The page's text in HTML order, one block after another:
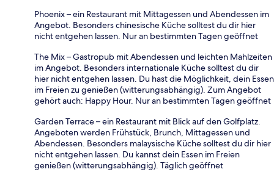
Phoenix – ein Restaurant mit Mittagessen und Abendessen im
Angebot. Besonders chinesische Küche solltest du dir hier
nicht entgehen lassen. Nur an bestimmten Tagen geöffnet
The Mix – Gastropub mit Abendessen und leichten Mahlzeiten
im Angebot. Besonders internationale Küche solltest du dir
hier nicht entgehen lassen. Du hast die Möglichkeit, dein Essen
im Freien zu genießen (witterungsabhängig). Zum Angebot
gehört auch: Happy Hour. Nur an bestimmten Tagen geöffnet
Garden Terrace – ein Restaurant mit Blick auf den Golfplatz.
Angeboten werden Frühstück, Brunch, Mittagessen und
Abendessen. Besonders malaysische Küche solltest du dir hier
nicht entgehen lassen. Du kannst dein Essen im Freien
genießen (witterungsabhängig). Täglich geöffnet